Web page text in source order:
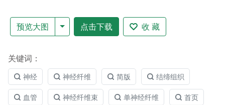
预览大图 点击下载 收 藏
关键词：
神经 神经纤维 简版 结缔组织
血管 神经纤维束 单神经纤维 首页